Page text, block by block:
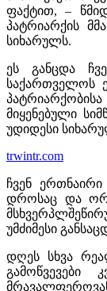
ფაქტით, –
პატრიარქის
სიხარულს.
ეს განცდა
საქართველოს
მიყენებული
უდიდესი
trwintr.com
ჩვენ
დროსაც და
უმძიმესი
დღეს სხვა
გამოწვევები